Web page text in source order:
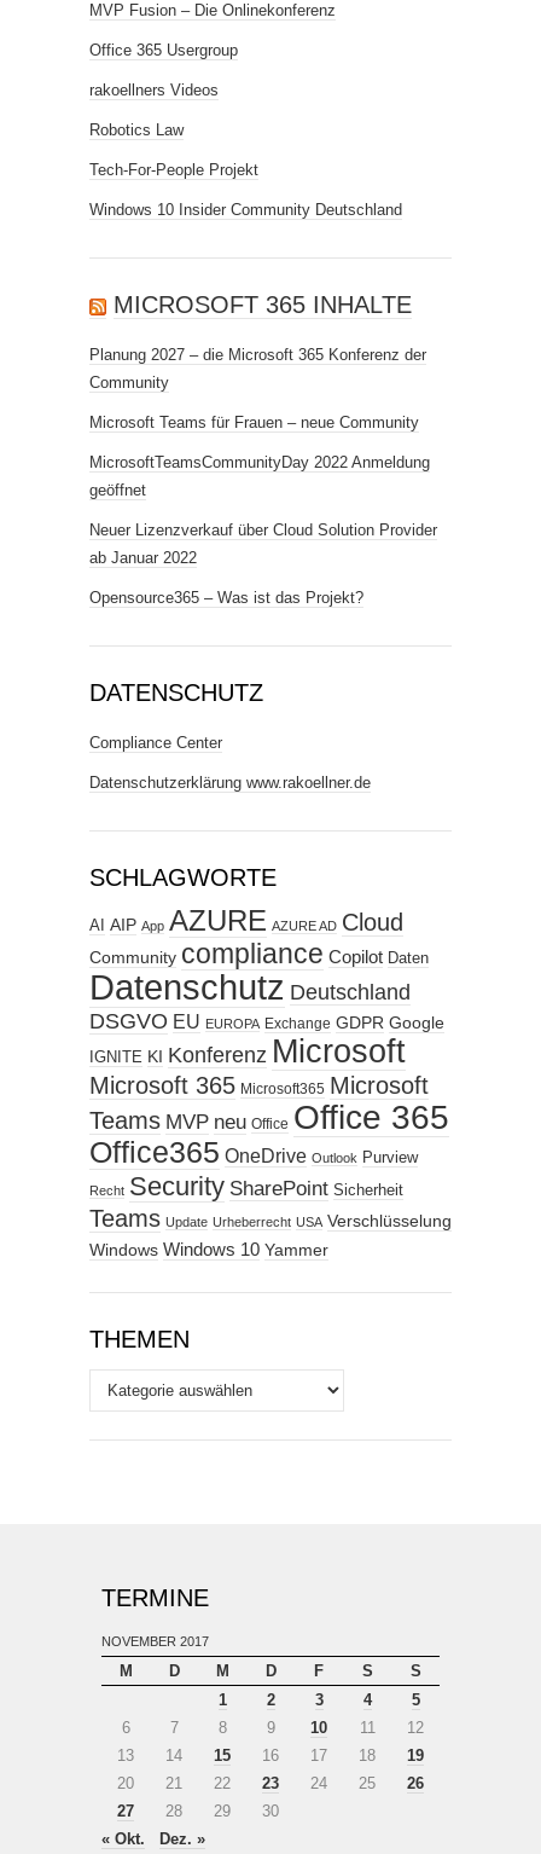
MVP Fusion – Die Onlinekonferenz
Office 365 Usergroup
rakoellners Videos
Robotics Law
Tech-For-People Projekt
Windows 10 Insider Community Deutschland
MICROSOFT 365 INHALTE
Planung 2027 – die Microsoft 365 Konferenz der
Community
Microsoft Teams für Frauen – neue Community
MicrosoftTeamsCommunityDay 2022 Anmeldung
geöffnet
Neuer Lizenzverkauf über Cloud Solution Provider
ab Januar 2022
Opensource365 – Was ist das Projekt?
DATENSCHUTZ
Compliance Center
Datenschutzerklärung www.rakoellner.de
SCHLAGWORTE
AI AIP App AZURE AZURE AD Cloud
Community compliance Copilot Daten
Datenschutz Deutschland
DSGVO EU EUROPA Exchange GDPR Google
IGNITE KI Konferenz Microsoft
Microsoft 365 Microsoft365 Microsoft
Teams MVP neu Office Office 365
Office365 OneDrive Outlook Purview
Recht Security SharePoint Sicherheit
Teams Update Urheberrecht USA Verschlüsselung
Windows Windows 10 Yammer
THEMEN
Themen
TERMINE
NOVEMBER 2017
M D M D F S
S
1
2 3 4
5
6
7 8 9 10 11
12
13
14 15 16 17 18
19
20
21 22 23 24 25
26
27
28 29
30
« Okt.
Dez. »